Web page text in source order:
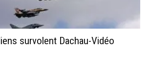
survolent Dachau-Vidéo